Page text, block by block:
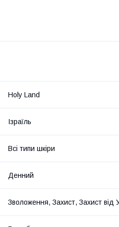
Holy Land
Ізраїль
Всі типи шкіри
Денний
Зволоження, Захист, Захист від